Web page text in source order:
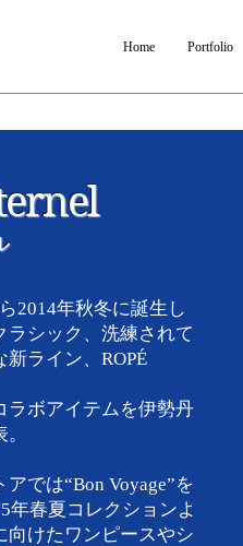
Home Portfolio
2014年秋冬に誕生し
ラシック、洗練されて
ライン、ROPÉ
ラボアイテムを伊勢丹
では“Bon Voyage”を
年春夏コレクションよ
向けたワンピースやシ